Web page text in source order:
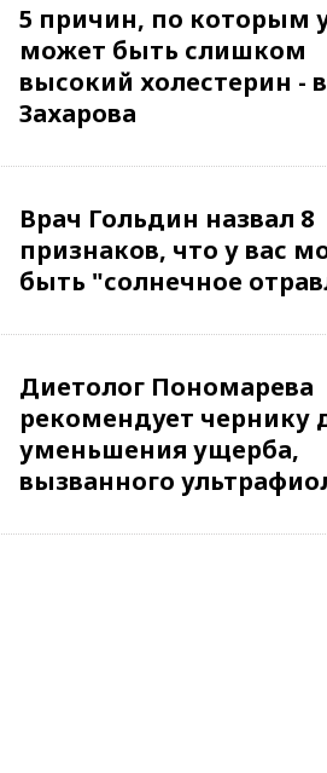
5 причин, по которым
может быть слишком
высокий холестерин -
Захарова
Врач Гольдин назвал 8
признаков, что у вас
быть "солнечное
Диетолог Пономарева
рекомендует чернику
уменьшения ущерба,
вызванного